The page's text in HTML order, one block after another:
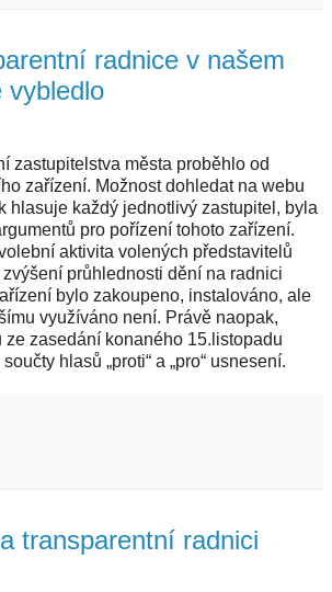
radnice v našem
vybledlo
zastupitelstva města proběhlo od
zařízení. Možnost dohledat na webu
hlasuje každý jednotlivý zastupitel, byla
pro pořízení tohoto zařízení.
aktivita volených představitelů
průhlednosti dění na radnici
bylo zakoupeno, instalováno, ale
využíváno není. Právě naopak,
zasedání konaného 15.listopadu
hlasů „proti“ a „pro“ usnesení.
transparentní radnici